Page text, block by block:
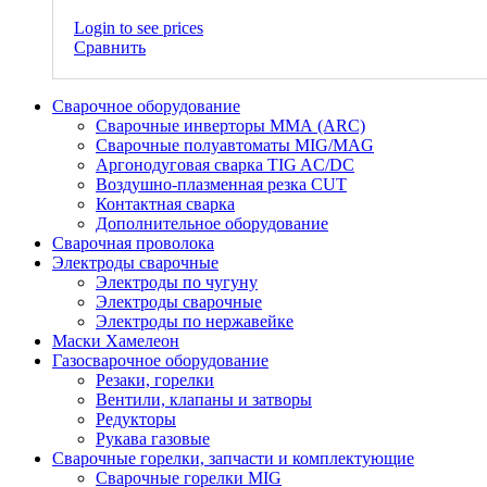
Login to see prices
Сравнить
Сварочное оборудование
Сварочные инверторы ММА (ARC)
Сварочные полуавтоматы MIG/MAG
Аргонодуговая сварка TIG AC/DC
Воздушно-плазменная резка CUT
Контактная сварка
Дополнительное оборудование
Сварочная проволока
Электроды сварочные
Электроды по чугуну
Электроды сварочные
Электроды по нержавейке
Маски Хамелеон
Газосварочное оборудование
Резаки, горелки
Вентили, клапаны и затворы
Редукторы
Рукава газовые
Сварочные горелки, запчасти и комплектующие
Сварочные горелки MIG